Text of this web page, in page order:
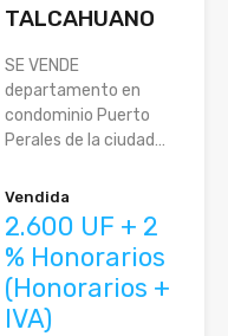
TALCAHUANO
SE VENDE
departamento en
condominio Puerto
Perales de la ciudad…
Vendida
2.600 UF + 2
% Honorarios
(Honorarios +
IVA)